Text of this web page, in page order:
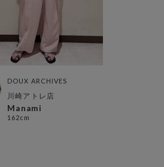
DOUX ARCHIVES
川崎アトレ店
Manami
162cm